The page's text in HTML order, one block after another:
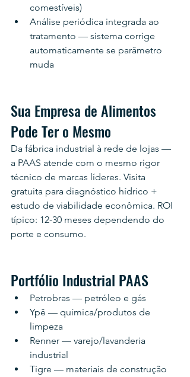
comestíveis)
Análise periódica integrada ao
tratamento — sistema corrige
automaticamente se parâmetro
muda
Sua Empresa de Alimentos
Pode Ter o Mesmo
Da fábrica industrial à rede de lojas —
a PAAS atende com o mesmo rigor
técnico de marcas líderes. Visita
gratuita para diagnóstico hídrico +
estudo de viabilidade econômica. ROI
típico: 12-30 meses dependendo do
porte e consumo.
Portfólio Industrial PAAS
Petrobras — petróleo e gás
Ypê — química/produtos de
limpeza
Renner — varejo/lavanderia
industrial
Tigre — materiais de construção